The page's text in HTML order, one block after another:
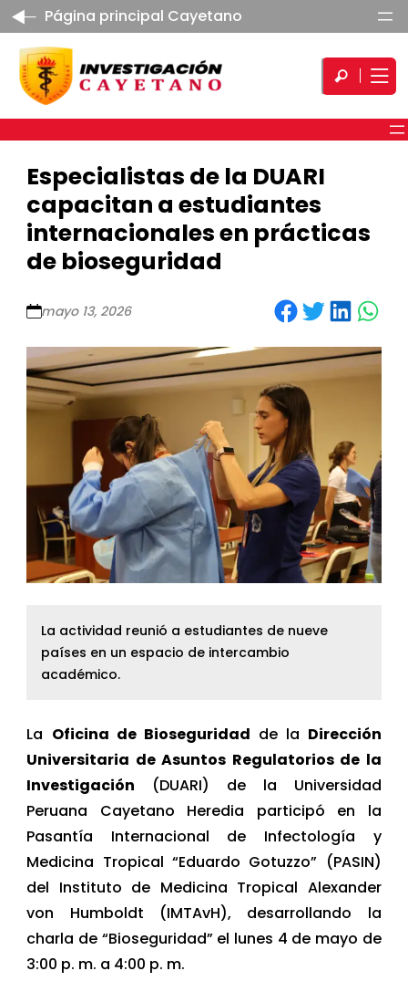
Página principal Cayetano
Especialistas de la DUARI
capacitan a estudiantes
internacionales en prácticas
de bioseguridad
mayo 13, 2026 Share on Facebook Share on Twitter Share on LinkedIn Share on WhatsApp
La actividad reunió a estudiantes de nueve
países en un espacio de intercambio
académico.
La Oficina de Bioseguridad de la Dirección
Universitaria de Asuntos Regulatorios de la
Investigación (DUARI) de la Universidad
Peruana Cayetano Heredia participó en la
Pasantía Internacional de Infectología y
Medicina Tropical “Eduardo Gotuzzo” (PASIN)
del Instituto de Medicina Tropical Alexander
von Humboldt (IMTAvH), desarrollando la
charla de “Bioseguridad” el lunes 4 de mayo de
3:00 p. m. a 4:00 p. m.